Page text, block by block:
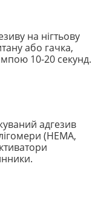
на нігтьову
або гачка,
10-20 секунд.
адгезив
(HEMA,